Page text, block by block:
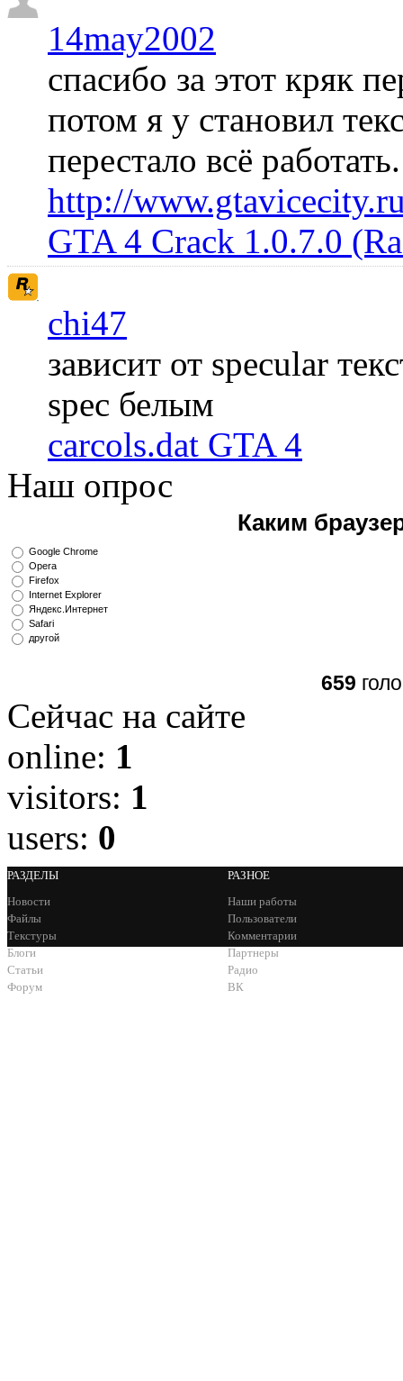
14may2002
спасибо за этот кряк
потом я у становил
перестало всё
http://
GTA 4 Crack 1.0.7.0
chi47
зависит от specular
spec белым
carcols.dat GTA 4
Наш опрос
Каким
Google Chrome
Opera
Firefox
Internet Explorer
Яндекс.Интернет
Safari
другой
659
Сейчас на сайте
online: 1
visitors: 1
users: 0
РАЗДЕЛЫ
Новости
Файлы
Текстуры
Блоги
Статьи
Форум
РАЗНОЕ
Наши работы
Пользователи
Комментарии
Партнеры
Радио
ВК